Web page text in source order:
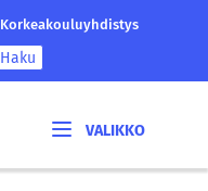
Korkeakouluyhdistys
Haku